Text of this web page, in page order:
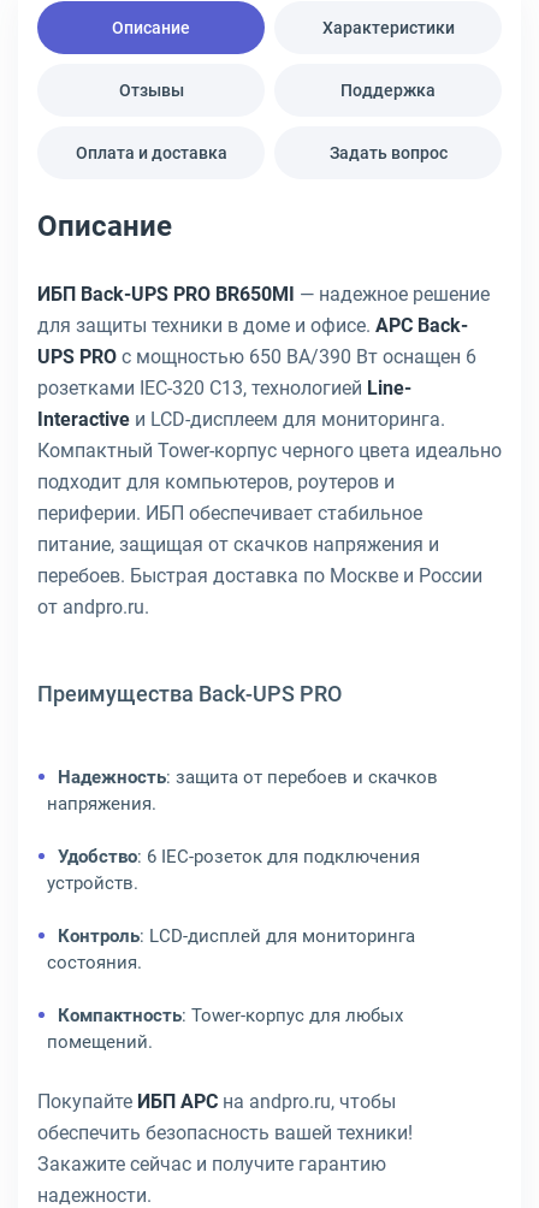
Описание Характеристики
Отзывы Поддержка
Оплата и доставка Задать вопрос
Описание
ИБП Back-UPS PRO BR650MI — надежное решение
для защиты техники в доме и офисе. APC Back-
UPS PRO с мощностью 650 ВА/390 Вт оснащен 6
розетками IEC-320 C13, технологией Line-
Interactive и LCD-дисплеем для мониторинга.
Компактный Tower-корпус черного цвета идеально
подходит для компьютеров, роутеров и
периферии. ИБП обеспечивает стабильное
питание, защищая от скачков напряжения и
перебоев. Быстрая доставка по Москве и России
от andpro.ru.
Преимущества Back-UPS PRO
Надежность: защита от перебоев и скачков
напряжения.
Удобство: 6 IEC-розеток для подключения
устройств.
Контроль: LCD-дисплей для мониторинга
состояния.
Компактность: Tower-корпус для любых
помещений.
Покупайте ИБП APC на andpro.ru, чтобы
обеспечить безопасность вашей техники!
Закажите сейчас и получите гарантию
надежности.